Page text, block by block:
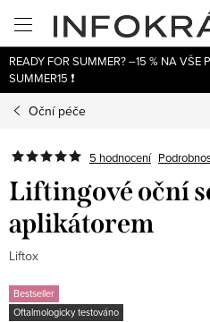
obsah
READY FOR SUMMER? –15 % NA VŠE
SUMMER15 ❗
Oční péče
5 hodnocení
Liftingové oční
aplikátorem
Liftox
Bestseller
Oftalmologicky testováno